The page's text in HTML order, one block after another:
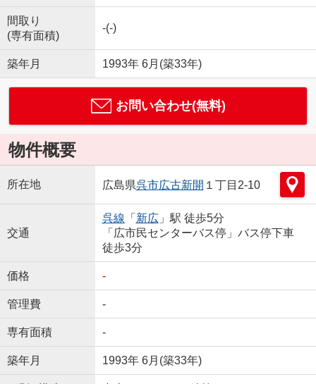
間取り
(専有面積)
-(-)
築年月 1993年 6月(築33年)
お問い合わせ(無料)
物件概要
所在地 広島県呉市広古新開 １丁目2-10
交通
呉線 「 新広」駅 徒歩5分
「広市民センターバス停」バス停下車
徒歩3分
価格 -
管理費 -
専有面積 -
築年月 1993年 6月(築33年)